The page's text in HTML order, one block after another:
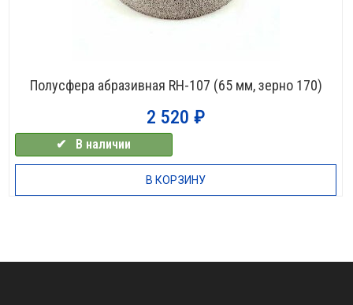
Полусфера абразивная RH-107 (65 мм, зерно 170)
2 520 ₽
✔⠀В наличии
В КОРЗИНУ